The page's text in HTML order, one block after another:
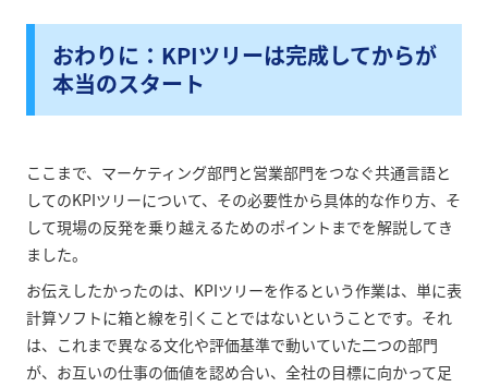
おわりに：KPIツリーは完成してからが
本当のスタート
ここまで、マーケティング部門と営業部門をつなぐ共通言語と
してのKPIツリーについて、その必要性から具体的な作り方、そ
して現場の反発を乗り越えるためのポイントまでを解説してき
ました。
お伝えしたかったのは、KPIツリーを作るという作業は、単に表
計算ソフトに箱と線を引くことではないということです。それ
は、これまで異なる文化や評価基準で動いていた二つの部門
が、お互いの仕事の価値を認め合い、全社の目標に向かって足